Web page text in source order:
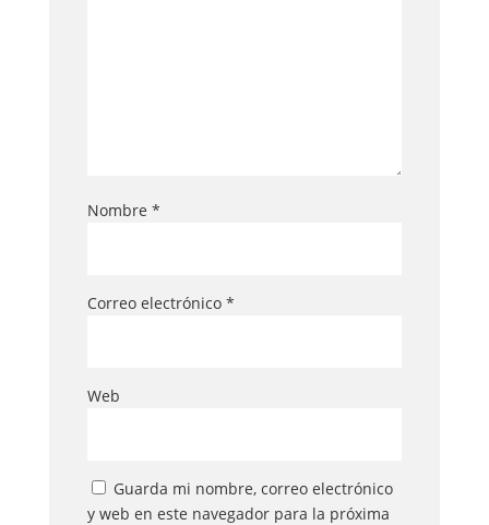
Nombre *
Correo electrónico *
Web
Guarda mi nombre, correo electrónico
y web en este navegador para la próxima